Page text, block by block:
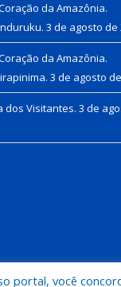
Coração da Amazônia.
3 de agosto de
Coração da Amazônia.
3 de agosto
dos Visitantes. 3 de
portal, você